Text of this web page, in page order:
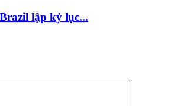
lập kỷ lục...